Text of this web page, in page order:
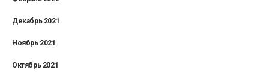
Декабрь 2021
Ноябрь 2021
Октябрь 2021